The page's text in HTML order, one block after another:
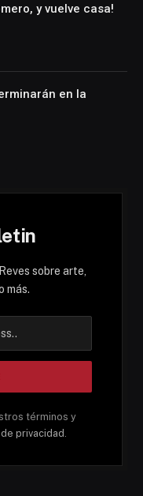
y vuelve casa!
en la
sobre arte,
más.
términos y
privacidad